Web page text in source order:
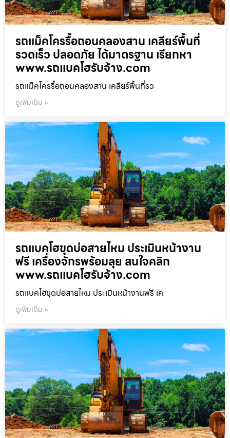
รถแม็คโครรื้อถอนคลองสาน เคลียร์พื้นที่
รวดเร็ว ปลอดภัย ได้มาตรฐาน เรียกหา
www.รถแบคโฮรับจ้าง.com
รถแม็คโครรื้อถอนคลองสาน เคลียร์พื้นที่รว
ดูเพิ่มเติม »
รถแบคโฮขุดบ่อสายไหม ประเมินหน้างาน
ฟรี เครื่องจักรพร้อมลุย สนใจคลิก
www.รถแบคโฮรับจ้าง.com
รถแบคโฮขุดบ่อสายไหม ประเมินหน้างานฟรี เค
ดูเพิ่มเติม »